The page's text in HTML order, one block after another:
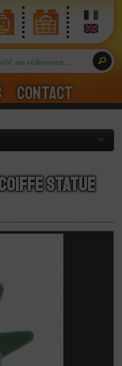
Contact
Statue